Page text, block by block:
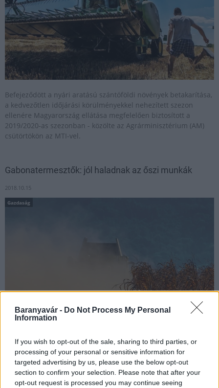
Baranyavár - Do Not Process My Personal
Information
If you wish to opt-out of the sale, sharing to third parties, or
processing of your personal or sensitive information for
targeted advertising by us, please use the below opt-out
section to confirm your selection. Please note that after your
opt-out request is processed you may continue seeing
Befejeződött a nyári aratású szántóföldi növények betakarítása,
a kedvezőtlen időjárási körülményekkel nehezített szezon
ellenére Magyarország ellátása megfelelően biztosított a
2019/2020-as szezonban - közölte az Agrárminisztérium (AM)
csütörtökön az MTI-vel.
Gabonatermesztők: jól haladnak az őszi munkák
2018.10.15
Gazdaság
a száraz időjárásnak köszönhetően, ugyanakkor a megfelelő
keléshez szükség lenne a csapadékra - mondta Petőházi Tamás,
a Gabonatermesztők Országos Szövetségének (GOSZ) elnöke
hétfőn az MTI-nek.